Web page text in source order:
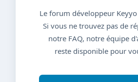
Le forum développeur
Si vous ne trouvez pas de
notre FAQ, notre équipe
reste disponible pour